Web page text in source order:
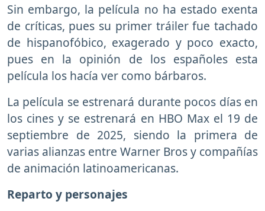
Sin embargo, la película no ha estado exenta
de críticas, pues su primer tráiler fue tachado
de hispanofóbico, exagerado y poco exacto,
pues en la opinión de los españoles esta
película los hacía ver como bárbaros.
La película se estrenará durante pocos días en
los cines y se estrenará en HBO Max el 19 de
septiembre de 2025, siendo la primera de
varias alianzas entre Warner Bros y compañías
de animación latinoamericanas.
Reparto y personajes